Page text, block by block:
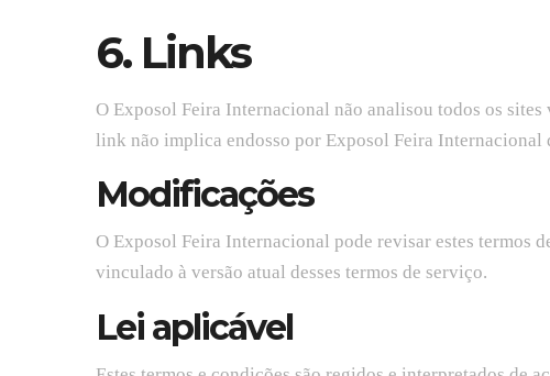
6. Links
O Exposol Feira Internacional não analisou todos os
link não implica endosso por Exposol Feira
Modificações
O Exposol Feira Internacional pode revisar estes termos
vinculado à versão atual desses termos de serviço.
Lei aplicável